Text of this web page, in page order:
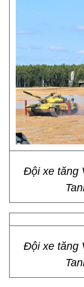
Đội xe tăng
Đội xe tăng